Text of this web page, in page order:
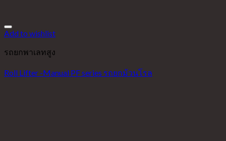
Add to wishlist
รถยกพาเลทสูง
Roll Lifter -Manual PF series รถยกม้วนโรล